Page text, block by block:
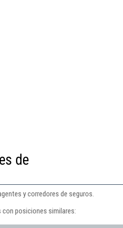
de
y corredores de seguros.
con posiciones similares: